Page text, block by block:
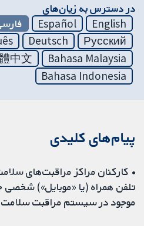
در دسترس به زیان‌های
English
Español
Русский
Deutsch
Bahasa Malaysia
中文
Bahasa Indonesia
پیام‌های کلیدی
• کارکنان مراکز مراقبت‌‌های
تلفن همراه (یا «موبایل»)
موجود در سیستم مراقبت سلامت